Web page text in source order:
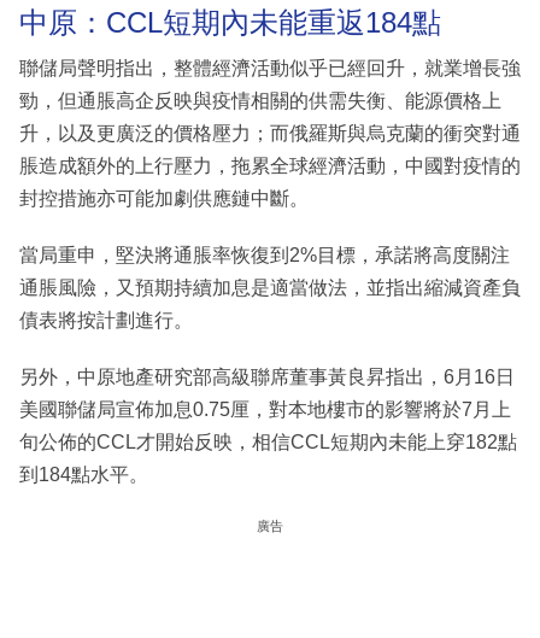
中原：CCL短期內未能重返184點
聯儲局聲明指出，整體經濟活動似乎已經回升，就業增長強
勁，但通脹高企反映與疫情相關的供需失衡、能源價格上
升，以及更廣泛的價格壓力；而俄羅斯與烏克蘭的衝突對通
脹造成額外的上行壓力，拖累全球經濟活動，中國對疫情的
封控措施亦可能加劇供應鏈中斷。
當局重申，堅決將通脹率恢復到2%目標，承諾將高度關注
通脹風險，又預期持續加息是適當做法，並指出縮減資產負
債表將按計劃進行。
另外，中原地產研究部高級聯席董事黃良昇指出，6月16日
美國聯儲局宣佈加息0.75厘，對本地樓市的影響將於7月上
旬公佈的CCL才開始反映，相信CCL短期內未能上穿182點
到184點水平。
廣告